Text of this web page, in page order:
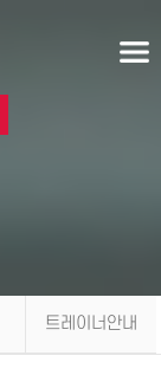
트레이너안내